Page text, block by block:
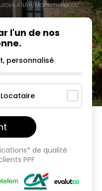
ANAH/MaPrimeRénov'.
l'un de nos
.
personnalisé
Locataire
de qualité
PPF